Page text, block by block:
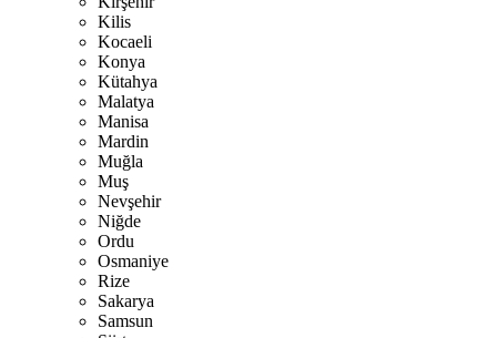
Kilis
Kocaeli
Konya
Kütahya
Malatya
Manisa
Mardin
Muğla
Muş
Nevşehir
Niğde
Ordu
Osmaniye
Rize
Sakarya
Samsun